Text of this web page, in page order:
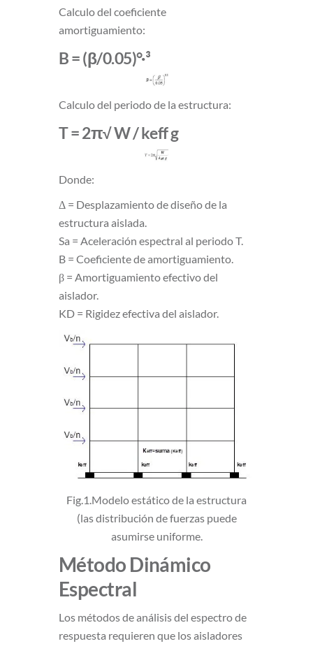
Calculo del coeficiente
amortiguamiento:
B = (β/0.05)°·³
Calculo del periodo de la estructura:
T = 2π√ W / keff g
Donde:
Δ = Desplazamiento de diseño de la
estructura aislada.
Sa = Aceleración espectral al periodo T.
B = Coeficiente de amortiguamiento.
β = Amortiguamiento efectivo del
aislador.
KD = Rigidez efectiva del aislador.
Fig.1.Modelo estático de la estructura
(las distribución de fuerzas puede
asumirse uniforme.
Método Dinámico
Espectral
Los métodos de análisis del espectro de
respuesta requieren que los aisladores